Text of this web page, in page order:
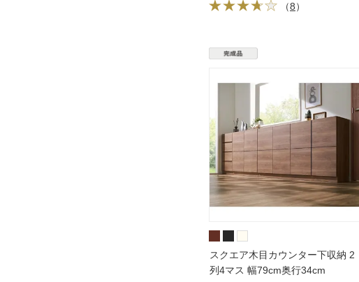
（8）
スクエア木目カウンター下収納 2
列4マス 幅79cm奥行34cm